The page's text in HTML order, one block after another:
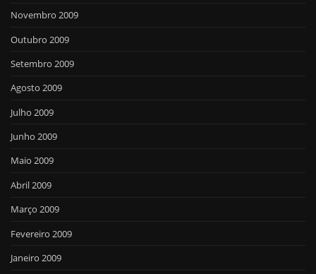
Novembro 2009
Outubro 2009
Setembro 2009
Agosto 2009
Julho 2009
Junho 2009
Maio 2009
Abril 2009
Março 2009
Fevereiro 2009
Janeiro 2009